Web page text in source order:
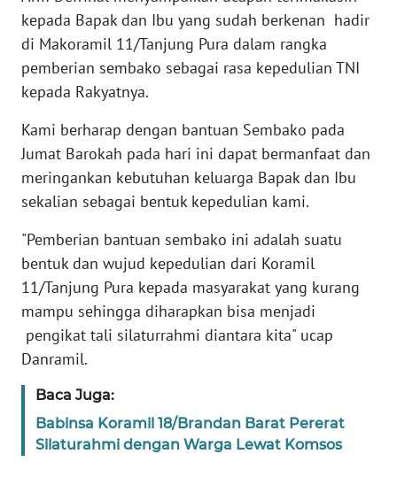
kepada Bapak dan Ibu yang sudah berkenan hadir
di Makoramil 11/Tanjung Pura dalam rangka
pemberian sembako sebagai rasa kepedulian TNI
kepada Rakyatnya.
Kami berharap dengan bantuan Sembako pada
Jumat Barokah pada hari ini dapat bermanfaat dan
meringankan kebutuhan keluarga Bapak dan Ibu
sekalian sebagai bentuk kepedulian kami.
"Pemberian bantuan sembako ini adalah suatu
bentuk dan wujud kepedulian dari Koramil
11/Tanjung Pura kepada masyarakat yang kurang
mampu sehingga diharapkan bisa menjadi
pengikat tali silaturrahmi diantara kita" ucap
Danramil.
Baca Juga:
Babinsa Koramil 18/Brandan Barat Pererat
Silaturahmi dengan Warga Lewat Komsos
WN
SERAMBI
JAMBI
WN
SULTRA
WN
NTB
WN
SULTENG
SULBAR
WN